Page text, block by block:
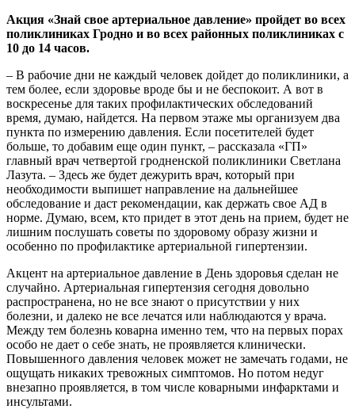
Акция «Знай свое артериальное давление» пройдет во всех
поликлиниках Гродно и во всех районных поликлиниках с
10 до 14 часов.
– В рабочие дни не каждый человек дойдет до поликлиники, а
тем более, если здоровье вроде бы и не беспокоит. А вот в
воскресенье для таких профилактических обследований
время, думаю, найдется. На первом этаже мы организуем два
пункта по измерению давления. Если посетителей будет
больше, то добавим еще один пункт, – рассказала «ГП»
главный врач четвертой гродненской поликлиники Светлана
Лазута. – Здесь же будет дежурить врач, который при
необходимости выпишет направление на дальнейшее
обследование и даст рекомендации, как держать свое АД в
норме. Думаю, всем, кто придет в этот день на прием, будет не
лишним послушать советы по здоровому образу жизни и
особенно по профилактике артериальной гипертензии.
Акцент на артериальное давление в День здоровья сделан не
случайно. Артериальная гипертензия сегодня довольно
распространена, но не все знают о присутствии у них
болезни, и далеко не все лечатся или наблюдаются у врача.
Между тем болезнь коварна именно тем, что на первых порах
особо не дает о себе знать, не проявляется клинически.
Повышенного давления человек может не замечать годами, не
ощущать никаких тревожных симптомов. Но потом недуг
внезапно проявляется, в том числе коварными инфарктами и
инсультами.